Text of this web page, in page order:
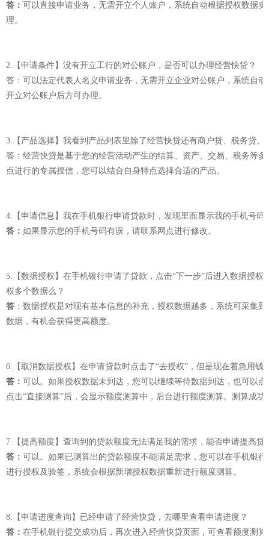
答： 可以直接申请业务，无需开立个人账户，系统自动根据授权数据
理。
2.【申请条件】没有开立工行的对公账户，是否可以办理经营快贷？
答：可以法定代表人名义申请业务，无需开立企业对公账户，系统自
开立对公账户后方可办理。
3.【产品选择】我看到产品列表里除了经营快贷还有商户贷、税务贷、
答：经营快贷是基于您的经营活动产生的结算、资产、交易、税务等
点进行的专属授信，您可以结合自身特点选择合适的产品。
4.【申请信息】我在手机银行申请贷款时，发现里面显示我的手机号码
答： 如果显示您的手机号码有误，请联系网点进行修改。
5.【数据授权】在手机银行申请了贷款，点击“下一步”后进入数据授
权多个数据么？
答 ：数据授权是对现有基本信息的补充，授权数据越多，系统可采集
数据，有机会获得更高额度。
6.【取消数据授权】在申请贷款时点击了“去授权”，但是现在着急用
答： 可以。如果授权数据未到达，您可以继续等待数据到达，也可以
点击“直接测算”后，会显示额度测算中，后台进行额度测算。测算成
7.【提高额度】查询到的贷款额度无法满足我的需求，能否申请提高贷
答： 可以。如果已测算出的贷款额度不能满足需求，您可以在手机银
进行授权及验签，系统会根据新增授权数据重新进行额度测算。
8.【申请进度查询】已经申请了经营快贷，去哪里查看申请进度？
答： 在手机银行提交成功后，再次进入经营快贷页面，可查看额度测算